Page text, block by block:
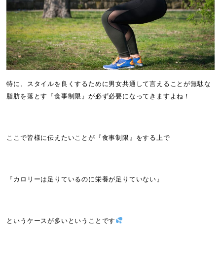
特に、スタイルを良くするために男女共通して言えることが無駄な
脂肪を落とす『食事制限』が必ず必要になってきますよね！
ここで皆様に伝えたいことが『食事制限』をする上で
『カロリーは足りているのに栄養が足りていない』
というケースが多いということです